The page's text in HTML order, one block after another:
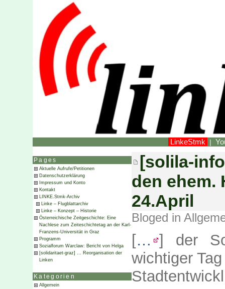
LinkeStmk |
Pages
Aktuelle Aufrufe/Petitionen
Datenschutzerklärung
Impressum und Konto
Kontakt
LINKE.Stmk-Archiv
Linke – Flugblattarchiv
Linke – Konzept – Historie
Österreichische Zeitgeschichte: Eine
Nachlese zum Zeiteschichtetag an der Karl-
Franzens-Universität in Graz
Programm
Sozialforum Warclaw: Bericht von Helga
[solidaritaet-graz] … Reorganisation der
Linken
Kategorien
Allgemein
[solila-
den ehem.
24.April
Bloged in
[… ] der
wichtiger